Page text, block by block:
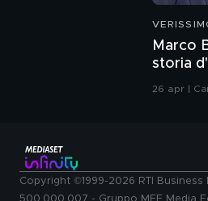
Marco
storia
Chiatti"
26 apr |
Copyright ©1999-2026 RTI